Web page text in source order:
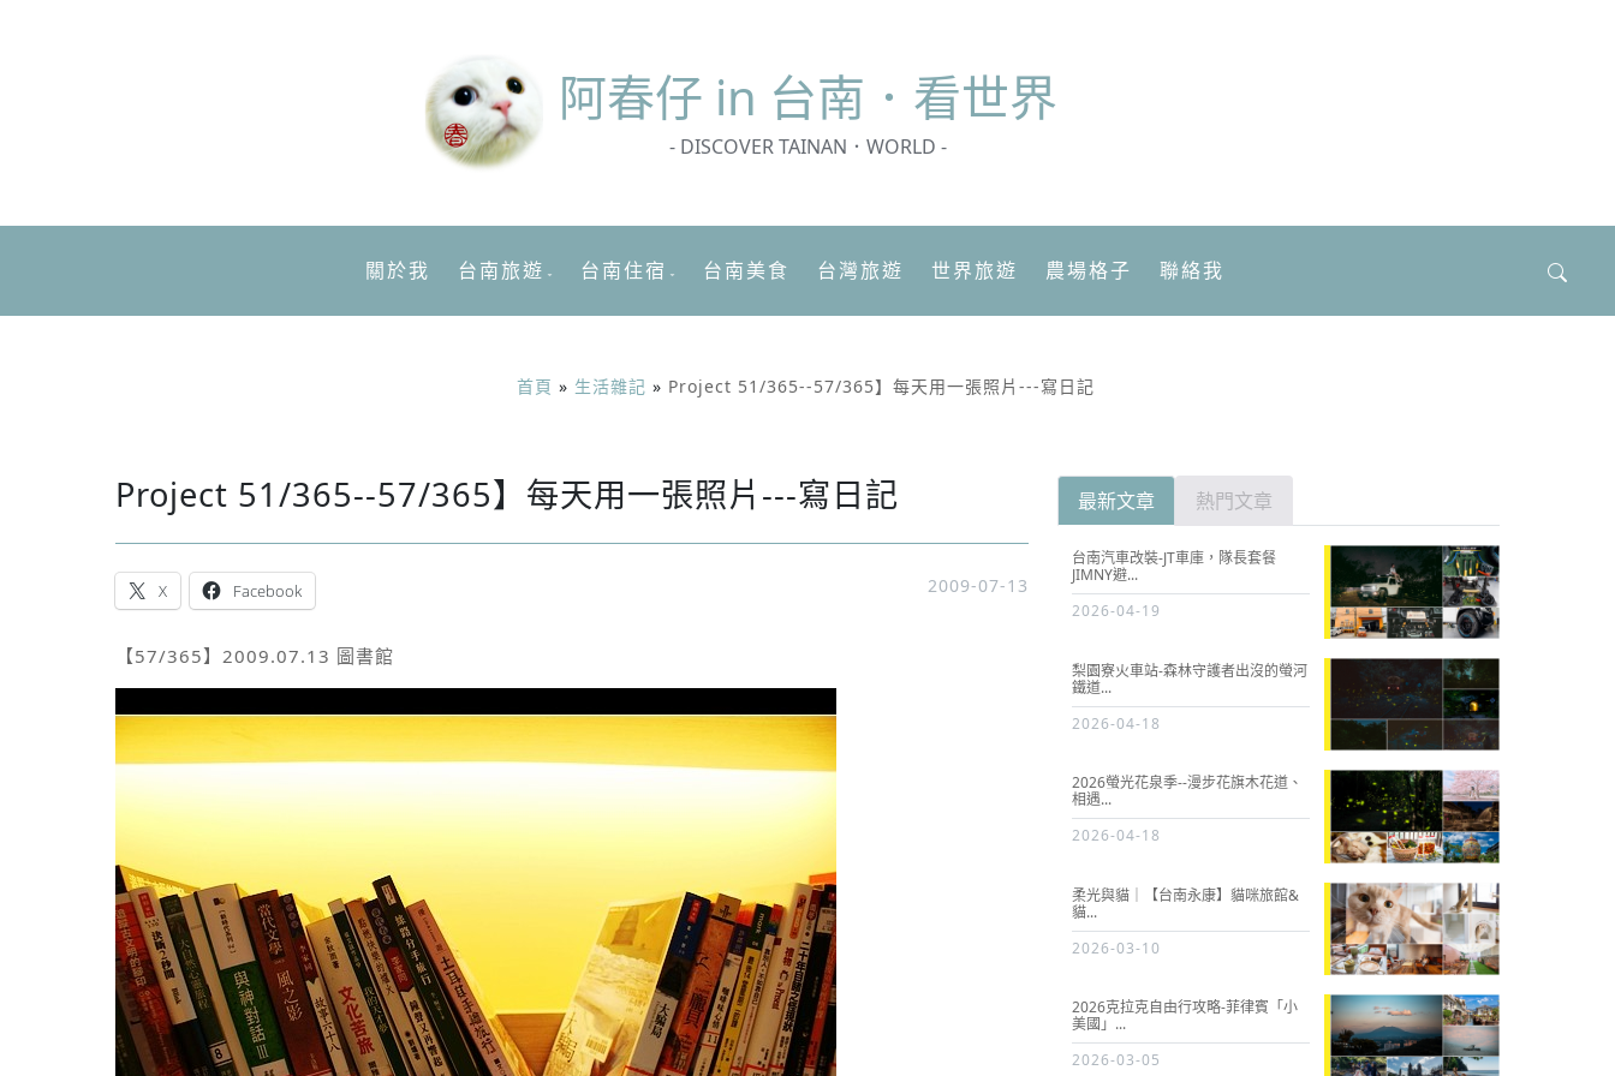
阿春仔 in 台南．看世界
- DISCOVER TAINAN．WORLD -
關於我 台南旅遊 台南住宿 台南美食 台灣旅遊 世界旅遊 農場格子 聯絡我
尋
首頁 » 生活雜記 » Project 51/365--57/365】每天用一張照片---寫日記
Project 51/365--57/365】每天用一張照片---寫日記
X Facebook 2009-07-13
【57/365】2009.07.13 圖書館
最新文章 熱門文章
台南汽車改裝-JT車庫，隊長套餐
JIMNY避...
2026-04-19
梨園寮火車站-森林守護者出沒的螢河
鐵道...
2026-04-18
2026螢光花泉季--漫步花旗木花道、
相遇...
2026-04-18
柔光與貓｜【台南永康】貓咪旅館&
貓...
2026-03-10
2026克拉克自由行攻略-菲律賓「小
美國」...
2026-03-05